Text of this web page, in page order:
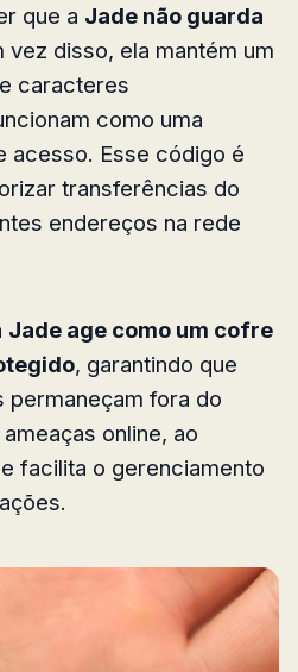
que a Jade não guarda
vez disso, ela mantém um
caracteres
como uma
acesso. Esse código é
transferências do
endereços na rede
Jade age como um cofre
, garantindo que
permaneçam fora do
online, ao
facilita o gerenciamento